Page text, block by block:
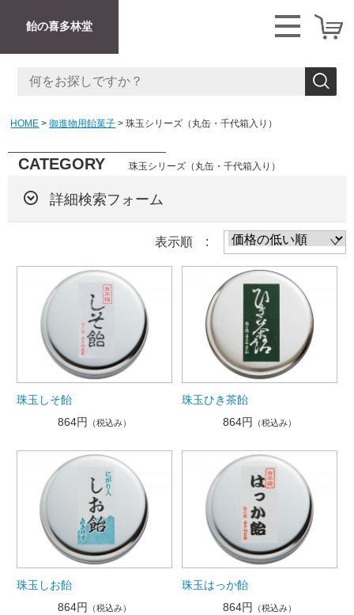
飴の喜多林堂
HOME 御進物用飴菓子 珠玉シリーズ（丸缶・千代箱入り）
CATEGORY 珠玉シリーズ（丸缶・千代箱入り）
詳細検索フォーム
表示順 :
珠玉しそ飴
864円
（税込み）
珠玉ひき茶飴
864円
（税込み）
珠玉しお飴
864円
（税込み）
珠玉はっか飴
864円
（税込み）